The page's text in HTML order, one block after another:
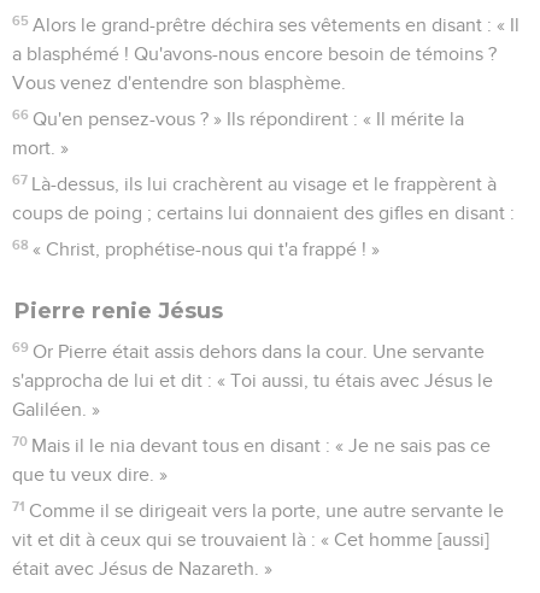
65 Alors le grand-prêtre déchira ses vêtements en disant : « Il
a blasphémé ! Qu'avons-nous encore besoin de témoins ?
Vous venez d'entendre son blasphème.
66 Qu'en pensez-vous ? » Ils répondirent : « Il mérite la
mort. »
67 Là-dessus, ils lui crachèrent au visage et le frappèrent à
coups de poing ; certains lui donnaient des gifles en disant :
68 « Christ, prophétise-nous qui t'a frappé ! »
Pierre renie Jésus
69 Or Pierre était assis dehors dans la cour. Une servante
s'approcha de lui et dit : « Toi aussi, tu étais avec Jésus le
Galiléen. »
70 Mais il le nia devant tous en disant : « Je ne sais pas ce
que tu veux dire. »
71 Comme il se dirigeait vers la porte, une autre servante le
vit et dit à ceux qui se trouvaient là : « Cet homme [aussi]
était avec Jésus de Nazareth. »